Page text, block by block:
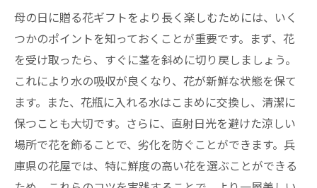
母の日に贈る花ギフトをより長く楽しむためには、いく
つかのポイントを知っておくことが重要です。まず、花
を受け取ったら、すぐに茎を斜めに切り戻しましょう。
これにより水の吸収が良くなり、花が新鮮な状態を保て
ます。また、花瓶に入れる水はこまめに交換し、清潔に
保つことも大切です。さらに、直射日光を避けた涼しい
場所で花を飾ることで、劣化を防ぐことができます。兵
庫県の花屋では、特に鮮度の高い花を選ぶことができる